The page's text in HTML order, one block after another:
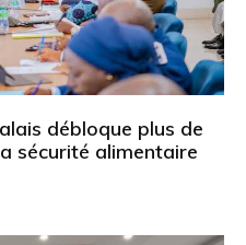
débloque plus de
sécurité alimentaire